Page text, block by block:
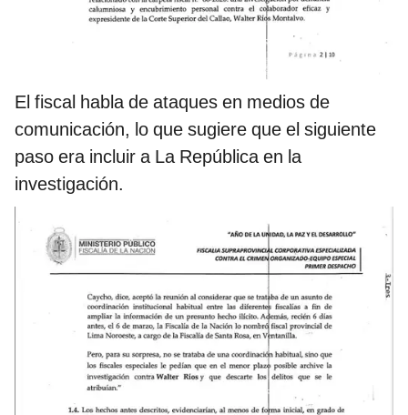
El fiscal habla de ataques en medios de
comunicación, lo que sugiere que el siguiente
paso era incluir a La República en la
investigación.